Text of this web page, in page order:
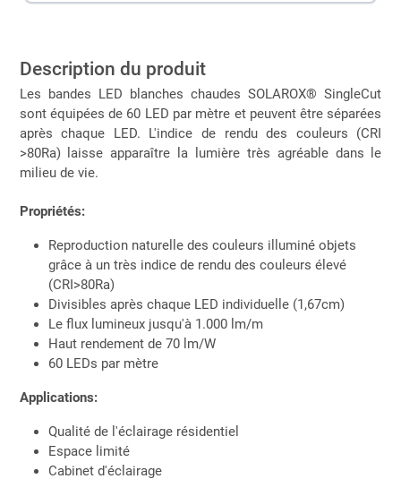
Description du produit
Les bandes LED blanches chaudes SOLAROX® SingleCut
sont équipées de 60 LED par mètre et peuvent être séparées
après chaque LED. L'indice de rendu des couleurs (CRI
>80Ra) laisse apparaître la lumière très agréable dans le
milieu de vie.
Propriétés:
Reproduction naturelle des couleurs illuminé objets
grâce à un très indice de rendu des couleurs élevé
(CRI>80Ra)
Divisibles après chaque LED individuelle (1,67cm)
Le flux lumineux jusqu'à 1.000 lm/m
Haut rendement de 70 lm/W
60 LEDs par mètre
Applications:
Qualité de l'éclairage résidentiel
Espace limité
Cabinet d'éclairage